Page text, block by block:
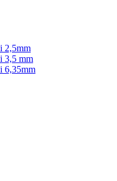
2,5mm
3,5 mm
6,35mm